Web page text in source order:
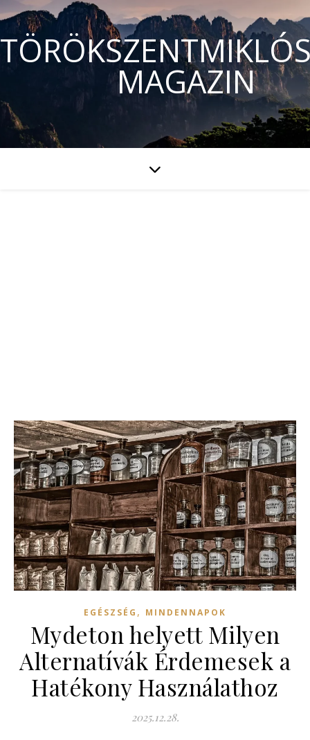
MAGAZIN
EGÉSZSÉG , MINDENNAPOK
Mydeton helyett Milyen
Alternatívák Érdemesek a
Hatékony Használathoz
2025.12.28.